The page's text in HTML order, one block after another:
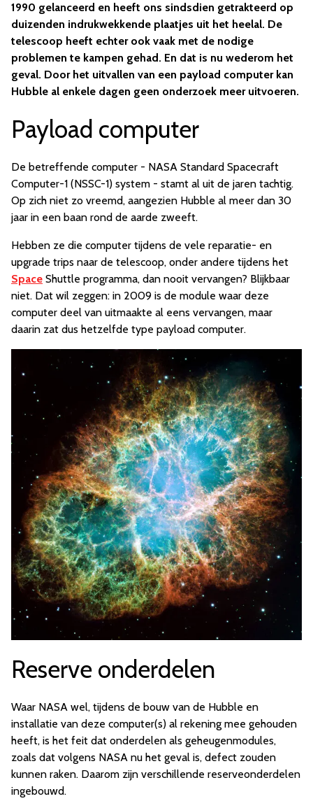
1990 gelanceerd en heeft ons sindsdien getrakteerd op
duizenden indrukwekkende plaatjes uit het heelal. De
telescoop heeft echter ook vaak met de nodige
problemen te kampen gehad. En dat is nu wederom het
geval. Door het uitvallen van een payload computer kan
Hubble al enkele dagen geen onderzoek meer uitvoeren.
Payload computer
De betreffende computer - NASA Standard Spacecraft
Computer-1 (NSSC-1) system - stamt al uit de jaren tachtig.
Op zich niet zo vreemd, aangezien Hubble al meer dan 30
jaar in een baan rond de aarde zweeft.
Hebben ze die computer tijdens de vele reparatie- en
upgrade trips naar de telescoop, onder andere tijdens het
Space Shuttle programma, dan nooit vervangen? Blijkbaar
niet. Dat wil zeggen: in 2009 is de module waar deze
computer deel van uitmaakte al eens vervangen, maar
daarin zat dus hetzelfde type payload computer.
Reserve onderdelen
Waar NASA wel, tijdens de bouw van de Hubble en
installatie van deze computer(s) al rekening mee gehouden
heeft, is het feit dat onderdelen als geheugenmodules,
zoals dat volgens NASA nu het geval is, defect zouden
kunnen raken. Daarom zijn verschillende reserveonderdelen
ingebouwd.